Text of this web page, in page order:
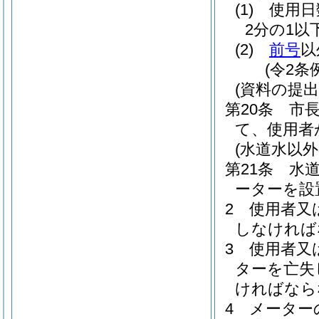
(1)
使用
2分の1以
(2)
前号
(令2条
(資料の提
第20条
市
て、使用
(水道水以
第21条
水
ーターを
2
使用者又
しなけれ
3
使用者又
ターを亡
ければな
4
メータ